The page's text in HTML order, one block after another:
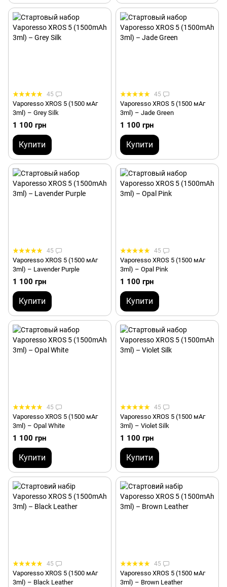
45
Vaporesso XROS 5 (1500 мАг
3ml) – Grey Silk
1 100 грн
Купити
45
Vaporesso XROS 5 (1500 мАг
3ml) – Jade Green
1 100 грн
Купити
45
Vaporesso XROS 5 (1500 мАг
3ml) – Lavender Purple
1 100 грн
Купити
45
Vaporesso XROS 5 (1500 мАг
3ml) – Opal Pink
1 100 грн
Купити
45
Vaporesso XROS 5 (1500 мАг
3ml) – Opal White
1 100 грн
Купити
45
Vaporesso XROS 5 (1500 мАг
3ml) – Violet Silk
1 100 грн
Купити
45
Vaporesso XROS 5 (1500 мАг
3ml) – Black Leather
45
Vaporesso XROS 5 (1500 мАг
3ml) – Brown Leather